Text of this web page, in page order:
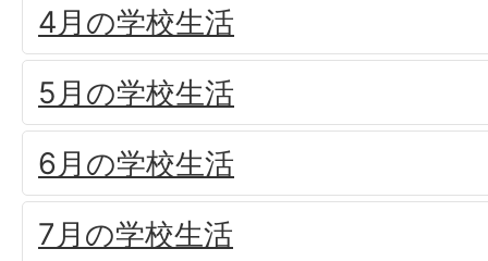
4月の学校生活
5月の学校生活
6月の学校生活
7月の学校生活